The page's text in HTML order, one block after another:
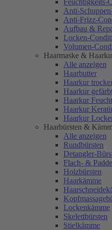
Feuchtigkeits-
Anti-
Anti-Frizz-
Aufbau &
Locken-
Volumen-
Haarmaske &
Alle anzeigen
Haarbutter
Haarkur
Haarkur
Haarkur
Haarkur
Haarkur
Haarbürsten &
Alle anzeigen
Rundbürsten
Detangler-
Flach- &
Holzbürsten
Haarkämme
Lockenkämme
Skelettbürsten
Stielkämme